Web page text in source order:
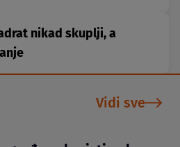
nikad skuplji, a
Vidi sve